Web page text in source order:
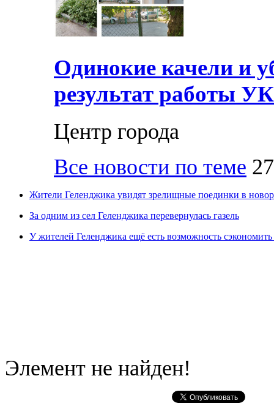
Одинокие качели и
результат работы
Центр города
Все новости по теме
Жители Геленджика увидят зрелищные поединки в
За одним из сел Геленджика перевернулась газель
У жителей Геленджика ещё есть возможность
Элемент не найден!